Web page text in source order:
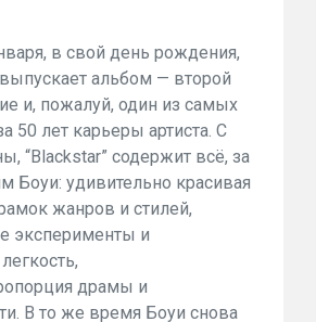
в свой день рождения,
альбом — второй
и, пожалуй, один из самых
50 лет карьеры артиста. С
“Blackstar” содержит всё, за
Боуи: удивительно красивая
жанров и стилей,
эксперименты и
драмы и
В то же время Боуи снова